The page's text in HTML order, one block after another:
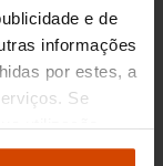
e de
informações
por estes, a
Se
utilização.
e
Flexicar
todo o
lhe
da sua
com a